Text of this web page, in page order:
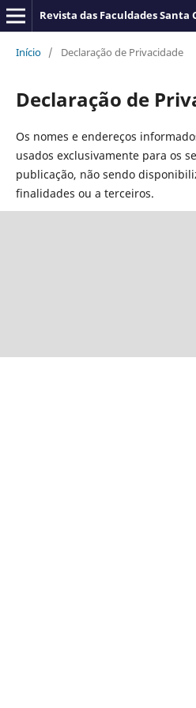
Revista das Faculdades Santa
Início / Declaração de Privacidade
Declaração de
Os nomes e endereços
usados exclusivamente para os
publicação, não sendo
finalidades ou a terceiros.